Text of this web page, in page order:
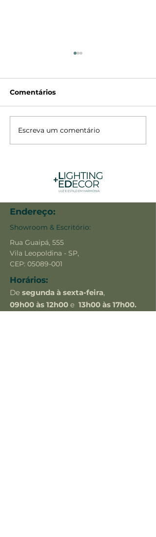
Comentários
Escreva um comentário
Endereço:
Showroom & Escritório:
Rua Guaipá, 555
Vila Leopoldina - SP,
CEP: 05089-001
Horários:
De segunda à sexta-feira,
09h00 às 12h00 e 13h00 às 17h00.